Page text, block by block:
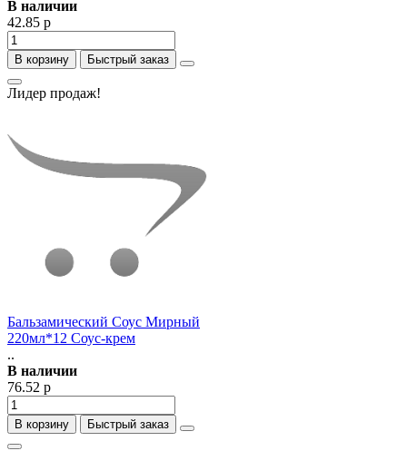
В наличии
42.85 р
В корзину Быстрый заказ
Лидер продаж!
Бальзамический Соус Мирный
220мл*12 Соус-крем
..
В наличии
76.52 р
В корзину Быстрый заказ